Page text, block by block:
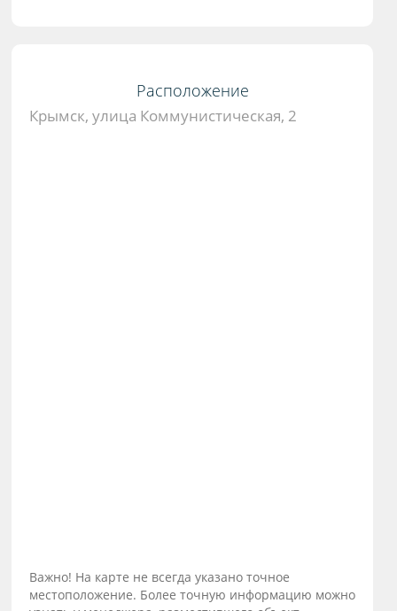
Расположение
Крымск, улица Коммунистическая, 2
Важно! На карте не всегда указано точное
местоположение. Более точную информацию можно